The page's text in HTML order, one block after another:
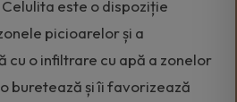
este o dispoziție
picioarelor și a
cu o infiltrare cu apă a zonelor
buretează și îi favorizează